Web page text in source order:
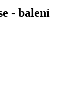
- balení